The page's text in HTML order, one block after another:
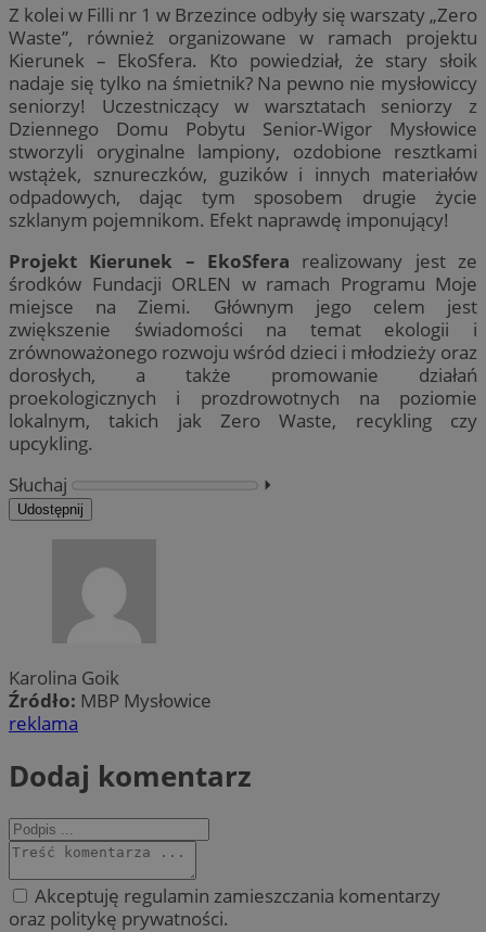
Z kolei w Filli nr 1 w Brzezince odbyły się warszaty „Zero
Waste”, również organizowane w ramach projektu
Kierunek – EkoSfera. Kto powiedział, że stary słoik
nadaje się tylko na śmietnik? Na pewno nie mysłowiccy
seniorzy! Uczestniczący w warsztatach seniorzy z
Dziennego Domu Pobytu Senior-Wigor Mysłowice
stworzyli oryginalne lampiony, ozdobione resztkami
wstążek, sznureczków, guzików i innych materiałów
odpadowych, dając tym sposobem drugie życie
szklanym pojemnikom. Efekt naprawdę imponujący!
Projekt Kierunek – EkoSfera realizowany jest ze
środków Fundacji ORLEN w ramach Programu Moje
miejsce na Ziemi. Głównym jego celem jest
zwiększenie świadomości na temat ekologii i
zrównoważonego rozwoju wśród dzieci i młodzieży oraz
dorosłych, a także promowanie działań
proekologicznych i prozdrowotnych na poziomie
lokalnym, takich jak Zero Waste, recykling czy
upcykling.
Słuchaj
⏵︎
Udostępnij
Karolina Goik
Źródło: MBP Mysłowice
reklama
Dodaj komentarz
Akceptuję regulamin zamieszczania komentarzy
oraz politykę prywatności.